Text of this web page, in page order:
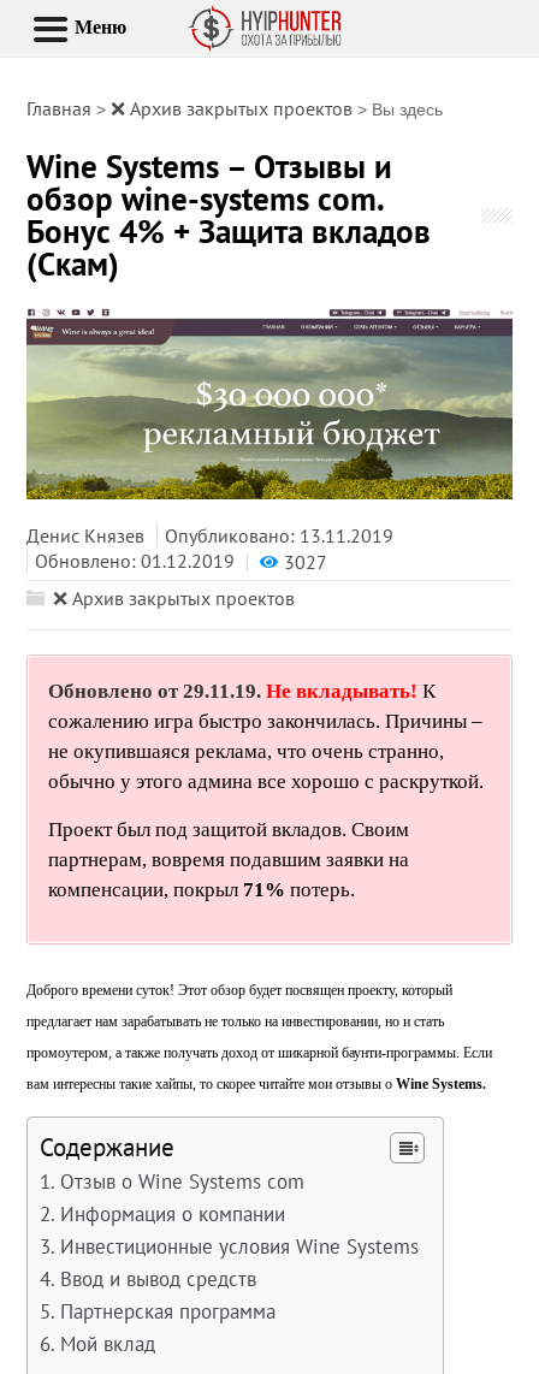
Главная >❌ Архив закрытых проектов > Вы здесь
Wine Systems – Отзывы и
обзор wine-systems com.
Бонус 4% + Защита вкладов
(Скам)
Денис Князев
Опубликовано: 13.11.2019
Обновлено: 01.12.2019
3027
❌ Архив закрытых проектов
Обновлено от 29.11.19.Не вкладывать! К
сожалению игра быстро закончилась. Причины –
не окупившаяся реклама, что очень странно,
обычно у этого админа все хорошо с раскруткой.
Проект был под защитой вкладов. Своим
партнерам, вовремя подавшим заявки на
компенсации, покрыл 71% потерь.
Доброго времени суток! Этот обзор будет посвящен проекту, который
предлагает нам зарабатывать не только на инвестировании, но и стать
промоутером, а также получать доход от шикарной баунти-программы. Если
вам интересны такие хайпы, то скорее читайте мои отзывы оWine Systems.
Содержание
Отзыв о Wine Systems com
Информация о компании
Инвестиционные условия Wine Systems
Ввод и вывод средств
Партнерская программа
Мой вклад
Меню